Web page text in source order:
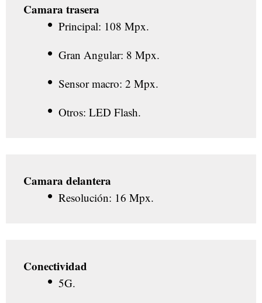
Camara trasera
Principal: 108 Mpx.
Gran Angular: 8 Mpx.
Sensor macro: 2 Mpx.
Otros: LED Flash.
Camara delantera
Resolución: 16 Mpx.
Conectividad
5G.